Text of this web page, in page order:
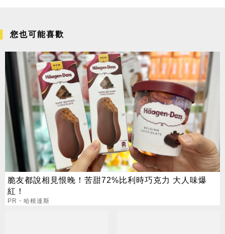
您也可能喜歡
脆友都說相見恨晚！苦甜72%比利時巧克力 大人味爆
紅！
PR・哈根達斯